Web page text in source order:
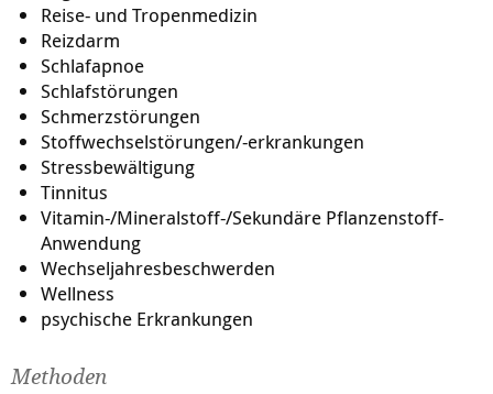
Reise- und Tropenmedizin
Reizdarm
Schlafapnoe
Schlafstörungen
Schmerzstörungen
Stoffwechselstörungen/-erkrankungen
Stressbewältigung
Tinnitus
Vitamin-/Mineralstoff-/Sekundäre Pflanzenstoff-
Anwendung
Wechseljahresbeschwerden
Wellness
psychische Erkrankungen
Methoden